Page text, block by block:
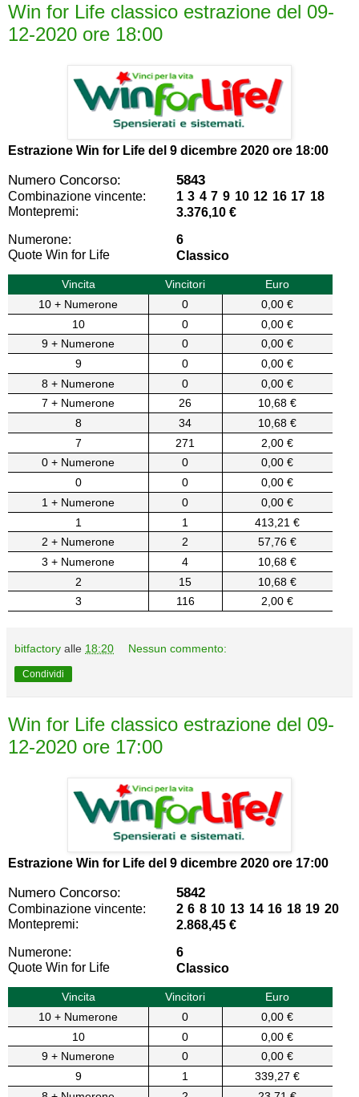
Win for Life classico estrazione del 09-
12-2020 ore 18:00
Estrazione Win for Life del 9 dicembre 2020 ore 18:00
Numero Concorso: 5843
Combinazione vincente:
1 3 4 7 9 10 12 16 17 18
Montepremi:
3.376,10 €
Numerone:
6
Quote Win for Life
Classico
Vincita Vincitori
Euro
10 + Numerone
0
0,00 €
10
0
0,00 €
9 + Numerone
0
0,00 €
9
0
0,00 €
8 + Numerone
0
0,00 €
7 + Numerone
26
10,68 €
8
34
10,68 €
7
271
2,00 €
0 + Numerone
0
0,00 €
0
0
0,00 €
1 + Numerone
0
0,00 €
1
1
413,21 €
2 + Numerone
2
57,76 €
3 + Numerone
4
10,68 €
2
15
10,68 €
3
116 2,00 €
bitfactory alle 18:20 Nessun commento:
Condividi
Win for Life classico estrazione del 09-
12-2020 ore 17:00
Estrazione Win for Life del 9 dicembre 2020 ore 17:00
Numero Concorso: 5842
Combinazione vincente:
2 6 8 10 13 14 16 18 19 20
Montepremi:
2.868,45 €
Numerone:
6
Quote Win for Life
Classico
Vincita Vincitori
Euro
10 + Numerone
0
0,00 €
10
0
0,00 €
9 + Numerone
0
0,00 €
9
1
339,27 €